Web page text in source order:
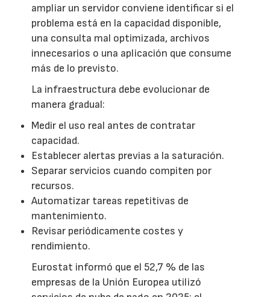
ampliar un servidor conviene identificar si el
problema está en la capacidad disponible,
una consulta mal optimizada, archivos
innecesarios o una aplicación que consume
más de lo previsto.
La infraestructura debe evolucionar de
manera gradual:
Medir el uso real antes de contratar
capacidad.
Establecer alertas previas a la saturación.
Separar servicios cuando compiten por
recursos.
Automatizar tareas repetitivas de
mantenimiento.
Revisar periódicamente costes y
rendimiento.
Eurostat informó que el 52,7 % de las
empresas de la Unión Europea utilizó